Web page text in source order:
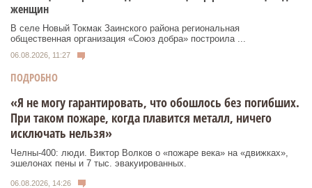
женщин
В селе Новый Токмак Заинского района региональная
общественная организация «Союз добра» построила ...
06.08.2026, 11:27
ПОДРОБНО
«Я не могу гарантировать, что обошлось без погибших.
При таком пожаре, когда плавится металл, ничего
исключать нельзя»
Челны-400: люди. Виктор Волков о «пожаре века» на «движках»,
эшелонах пены и 7 тыс. эвакуированных.
06.08.2026, 14:26